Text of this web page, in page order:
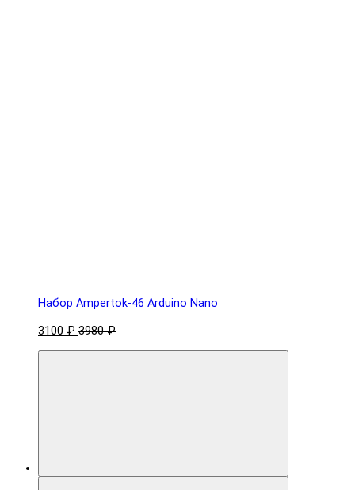
Набор Ampertok-46 Arduino Nano
3100 ₽ 3980 ₽